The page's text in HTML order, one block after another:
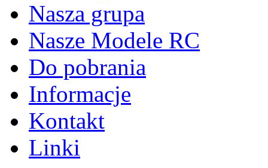
Nasza grupa
Nasze Modele RC
Do pobrania
Informacje
Kontakt
Linki